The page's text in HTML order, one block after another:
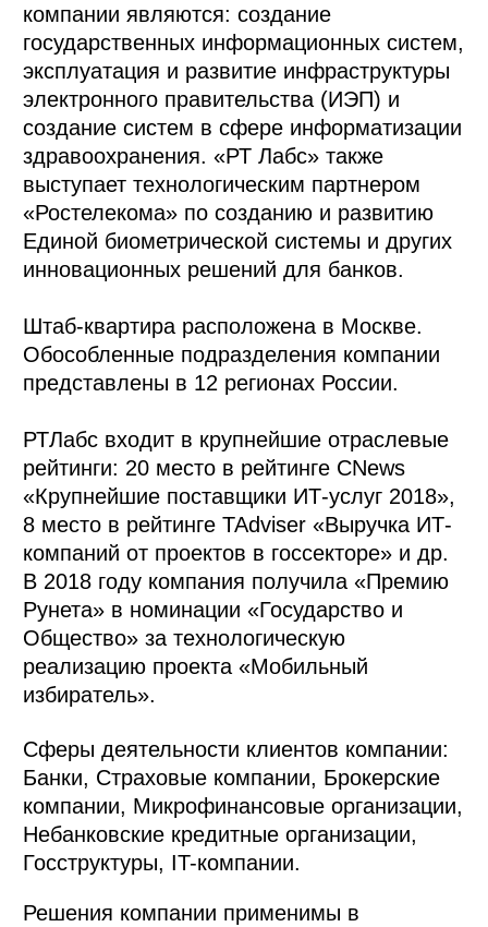
компании являются: создание
государственных информационных систем,
эксплуатация и развитие инфраструктуры
электронного правительства (ИЭП) и
создание систем в сфере информатизации
здравоохранения. «РТ Лабс» также
выступает технологическим партнером
«Ростелекома» по созданию и развитию
Единой биометрической системы и других
инновационных решений для банков.
Штаб-квартира расположена в Москве.
Обособленные подразделения компании
представлены в 12 регионах России.
РТЛабс входит в крупнейшие отраслевые
рейтинги: 20 место в рейтинге CNews
«Крупнейшие поставщики ИТ-услуг 2018»,
8 место в рейтинге TAdviser «Выручка ИТ-
компаний от проектов в госсекторе» и др.
В 2018 году компания получила «Премию
Рунета» в номинации «Государство и
Общество» за технологическую
реализацию проекта «Мобильный
избиратель».
Сферы деятельности клиентов компании:
Банки, Страховые компании, Брокерские
компании, Микрофинансовые организации,
Небанковские кредитные организации,
Госструктуры, IT-компании.
Решения компании применимы в